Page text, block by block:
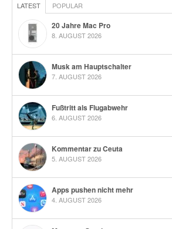
LATEST POPULAR
20 Jahre Mac Pro
8. AUGUST 2026
Musk am Hauptschalter
7. AUGUST 2026
Fußtritt als Flugabwehr
6. AUGUST 2026
Kommentar zu Ceuta
5. AUGUST 2026
Apps pushen nicht mehr
4. AUGUST 2026